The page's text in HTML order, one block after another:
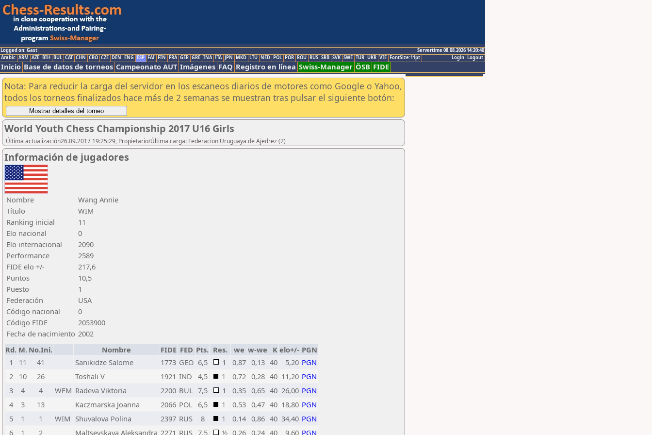
Logged on: Gast
Servertime 08.08.2026 14:20:40
Logout
Login
Arabic ARM AZE BIH BUL CAT CHN CRO CZE DEN ENG ESP FAI FIN FRA GER GRE INA ITA JPN MKD LTU NED POL POR ROU RUS SRB SVK SWE TUR UKR VIE FontSize:11pt
Inicio Base de datos de torneos Campeonato AUT Imágenes FAQ Registro en línea Swiss-Manager ÖSB FIDE
Nota: Para reducir la carga del servidor en los escaneos diarios de motores como Google o Yahoo,
todos los torneos finalizados hace más de 2 semanas se muestran tras pulsar el siguiente botón:
World Youth Chess Championship 2017 U16 Girls
Última actualización26.09.2017 19:25:29, Propietario/Última carga: Federacion Uruguaya de Ajedrez (2)
Información de jugadores
Nombre
Wang Annie
Título
WIM
Ranking inicial
11
Elo nacional
0
Elo internacional
2090
Performance
2589
FIDE elo +/-
217,6
Puntos
10,5
Puesto
1
Federación
USA
Código nacional
0
Código FIDE
2053900
Fecha de nacimiento 2002
Rd. M. No.Ini. Nombre FIDE FED Pts. Res. we w-we K elo+/- PGN
1
11 41 Sanikidze Salome 1773 GEO 6,5 1 0,87 0,13 40 5,20 PGN
2
10 26 Toshali V 1921 IND 4,5 1 0,72 0,28 40 11,20 PGN
3
4 4 WFM Radeva Viktoria 2200 BUL 7,5 1 0,35 0,65 40 26,00 PGN
4
3 13 Kaczmarska Joanna 2066 POL 6,5 1 0,53 0,47 40 18,80 PGN
5
1 1 WIM Shuvalova Polina 2397 RUS 8 1 0,14 0,86 40 34,40 PGN
6
1 2 Maltsevskaya Aleksandra 2271 RUS 7,5 ½ 0,26 0,24 40 9,60 PGN